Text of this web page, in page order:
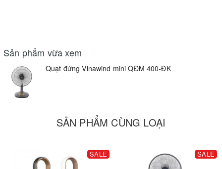
Sản phẩm vừa xem
Quạt đứng Vinawind mini QĐM 400-ĐK
SẢN PHẨM CÙNG LOẠI
SALE SALE